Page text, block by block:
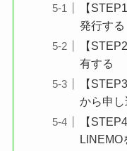
【
発行する
【
有する
【
から申し
【
LINEMO